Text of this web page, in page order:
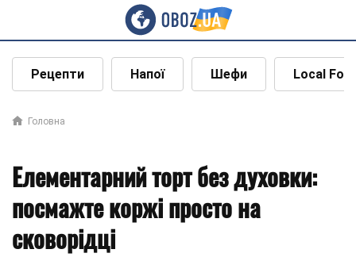
Рецепти Напої Шефи Local
Головна
Елементарний торт без духовки:
посмажте коржі просто на
сковорідці